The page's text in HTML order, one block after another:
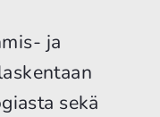
ja
sekä